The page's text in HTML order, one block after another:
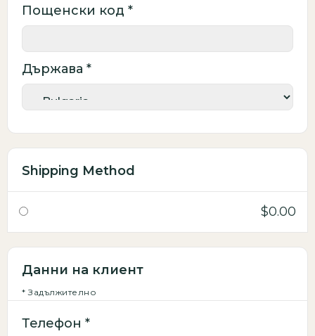
Пощенски код *
Държава *
Shipping Method
$0.00
Данни на клиент
* Задължително
Телефон *